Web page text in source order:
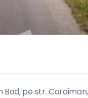
pe str.